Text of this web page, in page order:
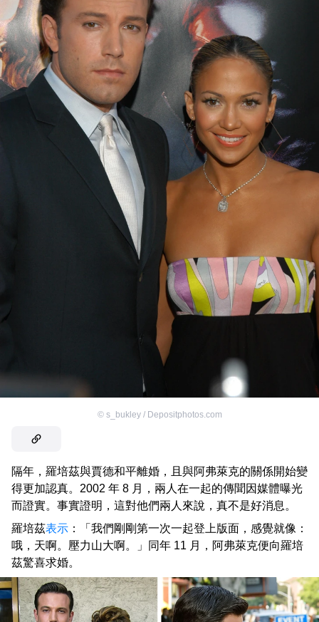
© s_bukley / Depositphotos.com
隔年，羅培茲與賈德和平離婚，且與阿弗萊克的關係開始變
得更加認真。2002 年 8 月，兩人在一起的傳聞因媒體曝光
而證實。事實證明，這對他們兩人來說，真不是好消息。
羅培茲表示 ：「我們剛剛第一次一起登上版面，感覺就像：
哦，天啊。壓力山大啊。」同年 11 月，阿弗萊克便向羅培
茲驚喜求婚。